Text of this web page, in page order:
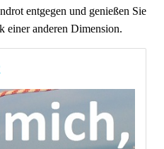
entgegen und genießen Sie
einer anderen Dimension.